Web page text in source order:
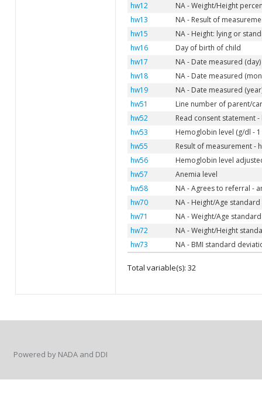
hw12
NA - Weight/Height
hw13
NA - Result of
hw15
NA - Height: lying or
hw16
Day of birth of child
hw17
NA - Date measured (day)
hw18
NA - Date measured
hw19
NA - Date measured
hw51
Line number of parent/
hw52
Read consent statement
hw53
Hemoglobin level (g/dl -
hw55
Result of measurement -
hw56
Hemoglobin level
hw57
Anemia level
hw58
NA - Agrees to referral -
hw70
NA - Height/Age
hw71
NA - Weight/Age
hw72
NA - Weight/Height
hw73
NA - BMI standard
Total variable(s): 32
Powered by NADA and DDI